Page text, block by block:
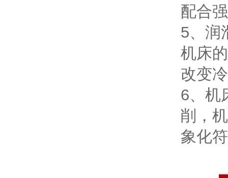
配合
5、润
机床
改变
6、机
削，
象化